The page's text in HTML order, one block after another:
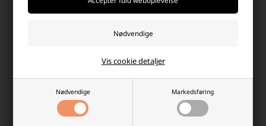
Nødvendige Markedsføring
Vis cookie detaljer
Saft LSH20 3,6V Lithium batteri
Energizer AA Foto Lithium